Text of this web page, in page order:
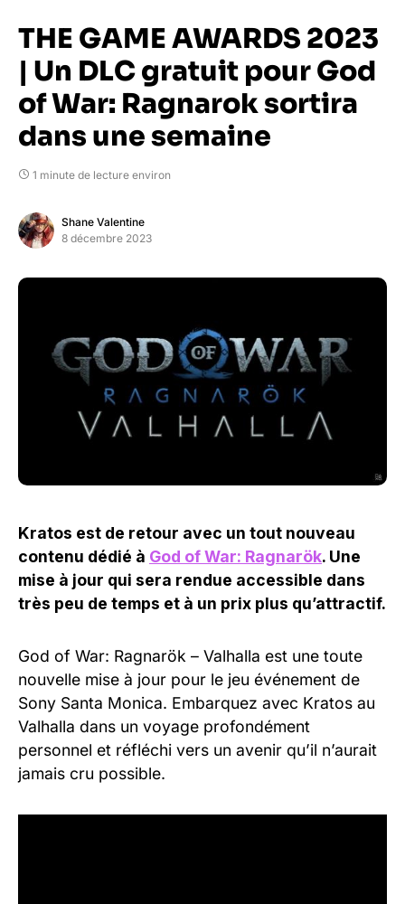
THE GAME AWARDS 2023
| Un DLC gratuit pour God
of War: Ragnarok sortira
dans une semaine
1 minute de lecture environ
Shane Valentine
8 décembre 2023
Kratos est de retour avec un tout nouveau
contenu dédié à God of War: Ragnarök. Une
mise à jour qui sera rendue accessible dans
très peu de temps et à un prix plus qu’attractif.
God of War: Ragnarök – Valhalla est une toute
nouvelle mise à jour pour le jeu événement de
Sony Santa Monica. Embarquez avec Kratos au
Valhalla dans un voyage profondément
personnel et réfléchi vers un avenir qu’il n’aurait
jamais cru possible.